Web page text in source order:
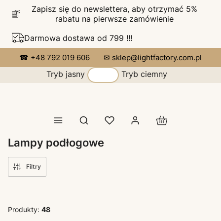
Zapisz się do newslettera, aby otrzymać 5%
rabatu na pierwsze zamówienie
Darmowa dostawa od 799 !!!
☎ +48 792 019 606 ✉ sklep@lightfactory.com.pl
Tryb jasny Tryb ciemny
Otwórz wyszukiwarkę Produkty w
Lampy podłogowe
Filtry
Produkty: 48